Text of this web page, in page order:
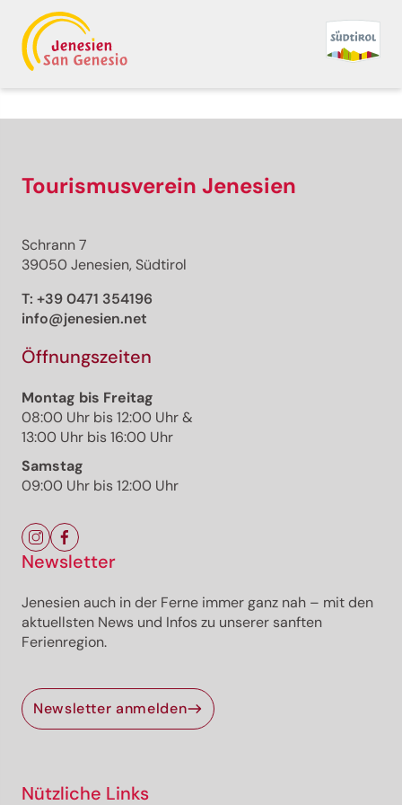
· Südtiroler WeinstraßeGeöffnet
- Festenstein - Gaid -
Variante Larchsteig -
Bittnerhof - Andrian
Verantwortlich für diesen Inhalt
Wegweiser Burg Festenstein
Foto: Andrian
Details
Wegbeschreibung
Anreise
Ausrüstung
Eine anspruchvolle, aber sehr abwechlungsreiche
Tourismusverein Jenesien
Schrann 7
39050 Jenesien, Südtirol
T: +39 0471 354196
info@jenesien.net
Öffnungszeiten
Montag bis Freitag
08:00 Uhr bis 12:00 Uhr &
13:00 Uhr bis 16:00 Uhr
Samstag
09:00 Uhr bis 12:00 Uhr
Newsletter
Jenesien auch in der Ferne immer ganz nah – mit den
aktuellsten News und Infos zu unserer sanften
Ferienregion.
Newsletter anmelden
Nützliche Links